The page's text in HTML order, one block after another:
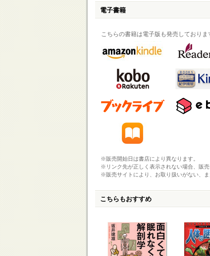
電子書籍
こちらの書籍は電子版も発売しておりま
※販売開始日は書店により異なります。
※リンク先が正しく表示されない場合、販
※販売サイトにより、お取り扱いがない、
こちらもおすすめ